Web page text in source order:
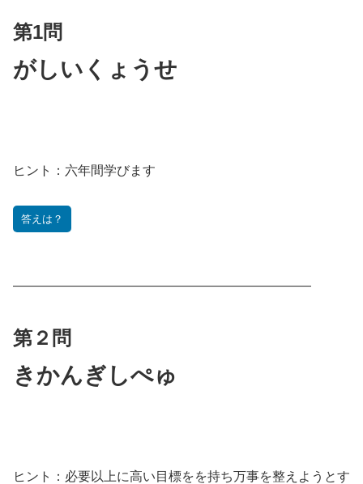
第1問
がしいくょうせ
ヒント： 六年間学びます
答えは？
———————————————————————
第２問
きかんぎしぺゅ
ヒント： 必要以上に高い目標をを持ち万事を整えようとす